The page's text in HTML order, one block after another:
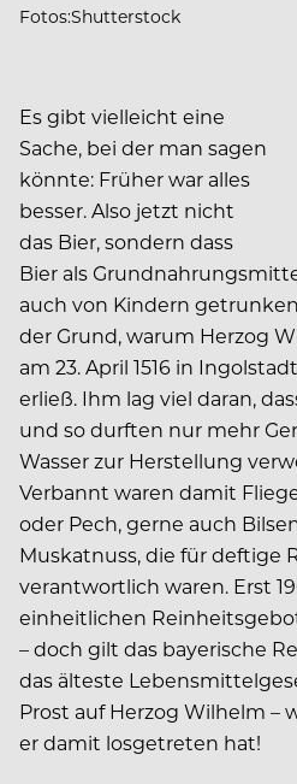
Fotos:Shutterstock
Es gibt vielleicht eine
Sache, bei der man sagen
könnte: Früher war alles
besser. Also jetzt nicht
das Bier, sondern dass
Bier als
auch von Kindern
der Grund, warum Herzog
am 23. April 1516 in
erließ. Ihm lag viel daran,
und so durften nur mehr
Wasser zur Herstellung
Verbannt waren damit
oder Pech, gerne auch
Muskatnuss, die für deftige
verantwortlich waren. Erst
einheitlichen
– doch gilt das bayerische
das älteste
Prost auf Herzog Wilhelm –
er damit losgetreten hat!